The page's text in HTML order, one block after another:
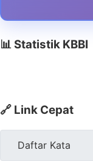
📊 Statistik KBBI
🔗 Link Cepat
Daftar Kata